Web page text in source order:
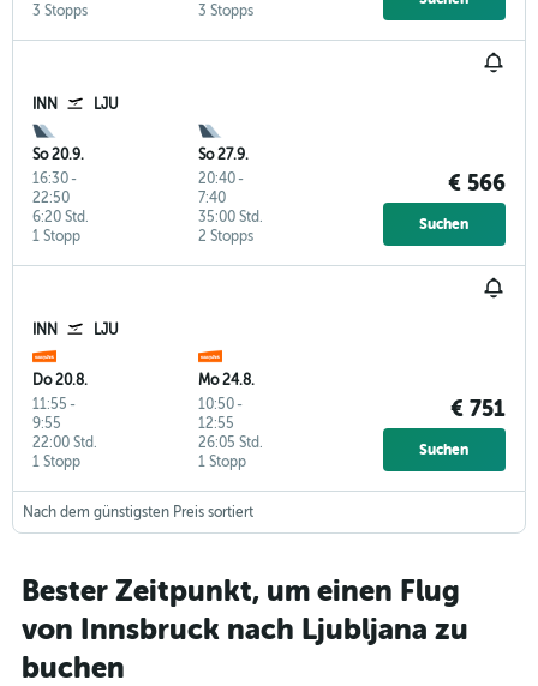
3 Stopps 3 Stopps
INN LJU
So 20.9.
16:30-
22:50
1 Stopp
6:20 Std.
So 27.9.
20:40-
7:40
2 Stopps
35:00 Std.
€ 566
Suchen
INN LJU
Do 20.8.
11:55 -
9:55
1 Stopp
22:00 Std.
Mo 24.8.
10:50-
12:55
1 Stopp
26:05 Std.
€ 751
Suchen
Nach dem günstigsten Preis sortiert
Bester Zeitpunkt, um einen Flug
von Innsbruck nach Ljubljana zu
buchen